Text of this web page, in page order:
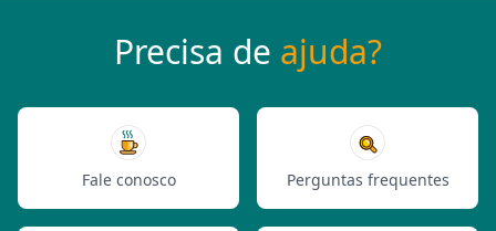
Precisa de ajuda?
Fale conosco Perguntas frequentes